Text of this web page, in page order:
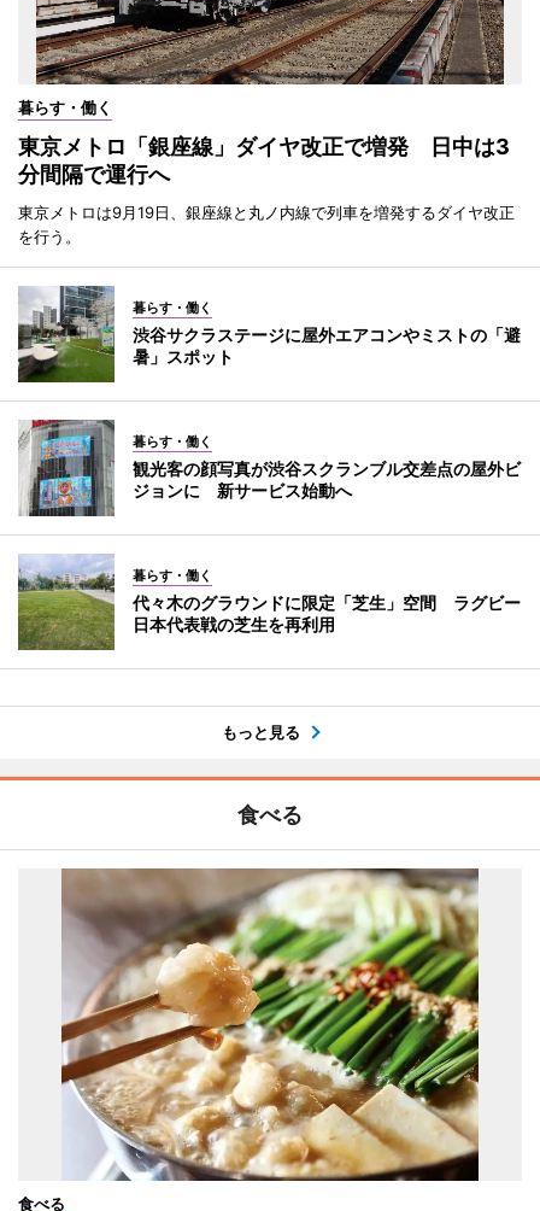
暮らす・働く
東京メトロ「銀座線」ダイヤ改正で増発 日中は3
分間隔で運行へ
東京メトロは9月19日、銀座線と丸ノ内線で列車を増発するダイヤ改正
を行う。
暮らす・働く
渋谷サクラステージに屋外エアコンやミストの「避
暑」スポット
暮らす・働く
観光客の顔写真が渋谷スクランブル交差点の屋外ビ
ジョンに 新サービス始動へ
暮らす・働く
代々木のグラウンドに限定「芝生」空間 ラグビー
日本代表戦の芝生を再利用
もっと見る
食べる
食べる